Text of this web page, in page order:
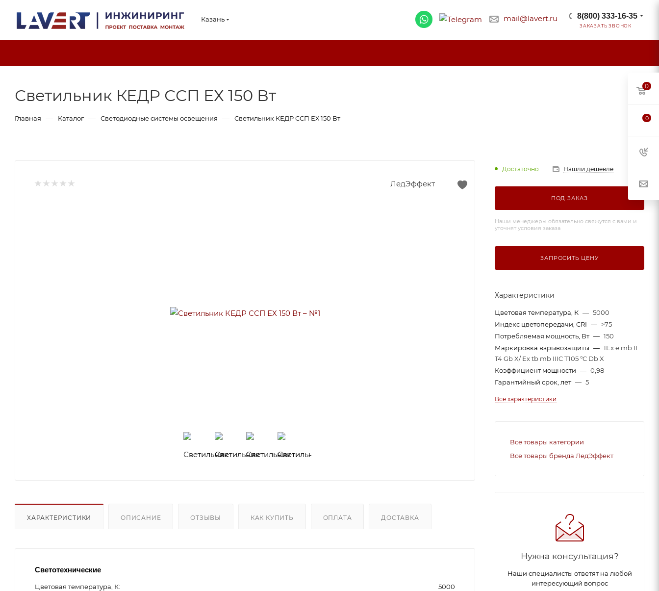
Казань mail@lavert.ru 8(800) 333-16-35
ЗАКАЗАТЬ ЗВОНОК
Светильник КЕДР ССП ЕХ 150 Вт
Главная — Каталог — Светодиодные системы освещения — Светильник КЕДР ССП ЕХ 150 Вт
ЛедЭффект
ХАРАКТЕРИСТИКИ ОПИСАНИЕ ОТЗЫВЫ КАК КУПИТЬ ОПЛАТА ДОСТАВКА
Светотехнические
Цветовая температура, К
5000
Достаточно Нашли дешевле
ПОД ЗАКАЗ
Наши менеджеры обязательно свяжутся с вами и
уточнят условия заказа
ЗАПРОСИТЬ ЦЕНУ
Характеристики
Цветовая температура, К — 5000
Индекс цветопередачи, CRI — >75
Потребляемая мощность, Вт — 150
Маркировка взрывозащиты — 1Ex e mb II
T4 Gb X/ Ex tb mb IIIC T105 °C Db X
Коэффициент мощности — 0,98
Гарантийный срок, лет — 5
Все характеристики
Все товары категории
Все товары бренда ЛедЭффект
Нужна консультация?
Наши специалисты ответят на любой
интересующий вопрос
0
0